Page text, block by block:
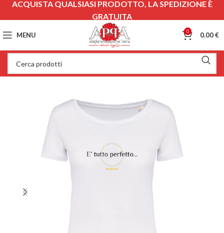
MENU 0 0.00€
ACQUISTA QUALSIASI PRODOTTO, LA SPEDIZIONE È
GRATUITA